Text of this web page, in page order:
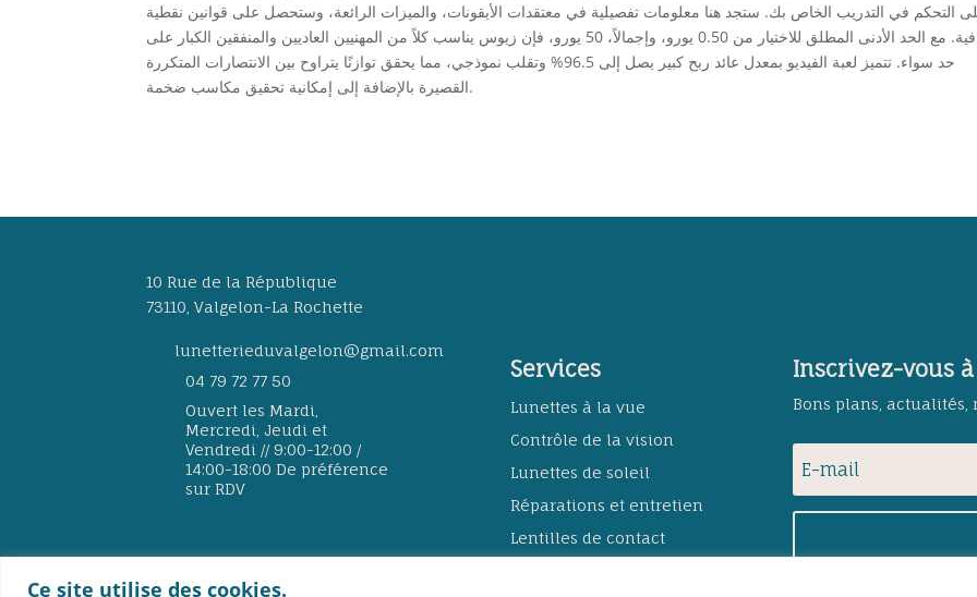
Ce site utilise des cookies.
التحكم في التدريب الخاص بك. ستجد هنا معلومات تفصيلية في معتقدات الأيقونات، والميزات الرائعة، وستحصل على قوانين نقطية
إضافية. مع الحد الأدنى المطلق للاختيار من 0.50 يورو، وإجمالاً، 50 يورو، فإن زيوس يناسب كلاً من المهنيين العاديين والمنفقين الكبار على
حد سواء. تتميز لعبة الفيديو بمعدل عائد ربح كبير يصل إلى 96.5% وتقلب نموذجي، مما يحقق توازنًا يتراوح بين الانتصارات المتكررة
القصيرة بالإضافة إلى إمكانية تحقيق مكاسب ضخمة.
10 Rue de la République
73110, Valgelon-La Rochette
lunetterieduvalgelon@gmail.com
04 79 72 77 50
Ouvert les Mardi,
Mercredi, Jeudi et
Vendredi // 9:00-12:00 /
14:00-18:00 De préférence
sur RDV
Services
Lunettes à la vue
Contrôle de la vision
Lunettes de soleil
Réparations et entretien
Lentilles de contact
Inscrivez-vous
Bons plans, actualités,